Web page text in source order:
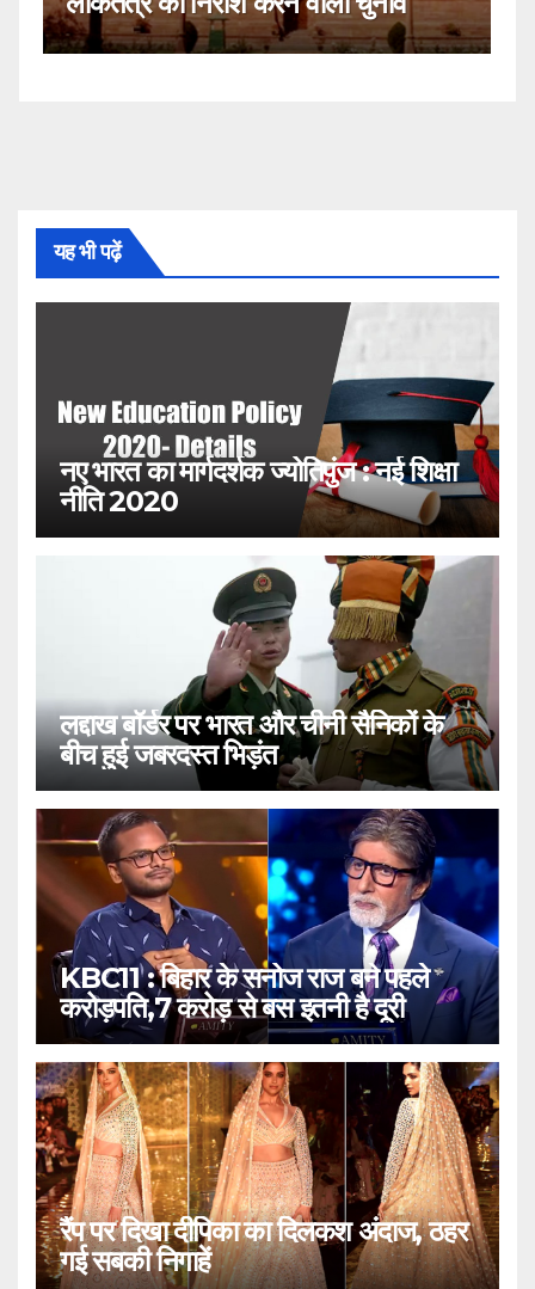
यह भी पढ़ें
नए भारत का मार्गदर्शक ज्योतिपुंज : नई शिक्षा
नीति 2020
लद्दाख बॉर्डर पर भारत और चीनी सैनिकों के
बीच हुई जबरदस्त भिड़ंत
KBC11 : बिहार के सनोज राज बने पहले
करोड़पति,7 करोड़ से बस इतनी है दूरी
रैंप पर दिखा दीपिका का दिलकश अंदाज, ठहर
गई सबकी निगाहें